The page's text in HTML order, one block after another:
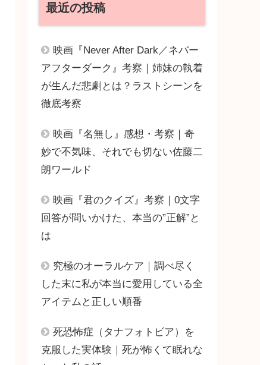
最近の投稿
映画『Never After Dark／ネバー
アフターダーク』考察｜姉妹の執着
が生んだ悲劇とは？ラストシーンを
徹底考察
映画『名無し』感想・考察｜奇
妙で不気味、それでも切ない佐藤二
朗ワールド
映画『君のクイズ』考察｜0文字
回答が問いかけた、本当の”正解”と
は
究極のオーラルケア｜調べ尽く
した末に私が本当に愛用している全
アイテムと正しい順番
死恐怖症（タナフォトビア）を
克服した実体験｜死が怖くて眠れな